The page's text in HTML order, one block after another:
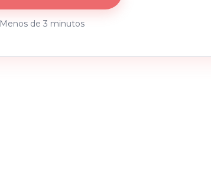
Menos de 3 minutos